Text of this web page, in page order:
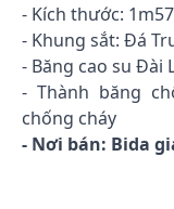
- Kích thước:
- Khung sắt: Đá
- Băng cao su Đài
- Thành băng
chống cháy
- Nơi bán: Bida